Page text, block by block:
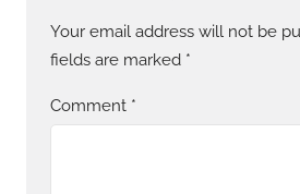
Your email address will not be
fields are marked *
Comment *